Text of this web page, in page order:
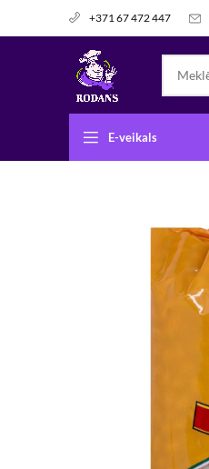
+371 67 472 447
E-veikals